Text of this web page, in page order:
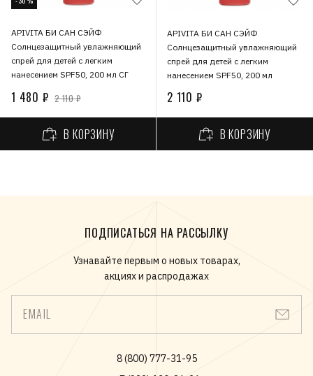
APIVITA БИ САН СЭЙФ
Солнцезащитный увлажняющий
спрей для детей с легким
нанесением SPF50, 200 мл СГ
1 480 ₽ 2 110 ₽
В КОРЗИНУ
APIVITA БИ САН СЭЙФ
Солнцезащитный увлажняющий
спрей для детей с легким
нанесением SPF50, 200 мл
2 110 ₽
В КОРЗИНУ
ПОДПИСАТЬСЯ НА РАССЫЛКУ
Узнавайте первым о новых товарах,
акциях и распродажах
EMAIL
8 (800) 777-31-95